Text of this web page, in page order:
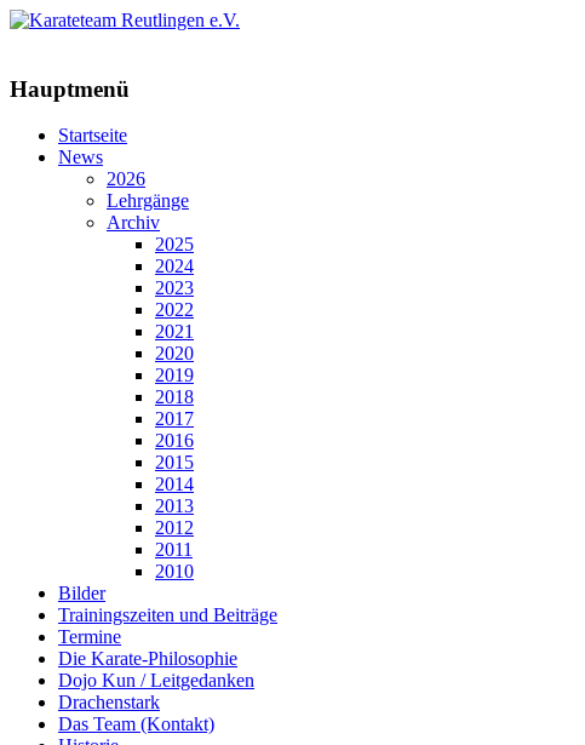
Hauptmenü
Startseite
News
2026
Lehrgänge
Archiv
2025
2024
2023
2022
2021
2020
2019
2018
2017
2016
2015
2014
2013
2012
2011
2010
Bilder
Trainingszeiten und Beiträge
Termine
Die Karate-Philosophie
Dojo Kun / Leitgedanken
Drachenstark
Das Team (Kontakt)